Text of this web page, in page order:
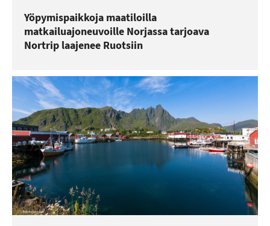
Yöpymispaikkoja maatiloilla
matkailuajoneuvoille Norjassa tarjoava
Nortrip laajenee Ruotsiin